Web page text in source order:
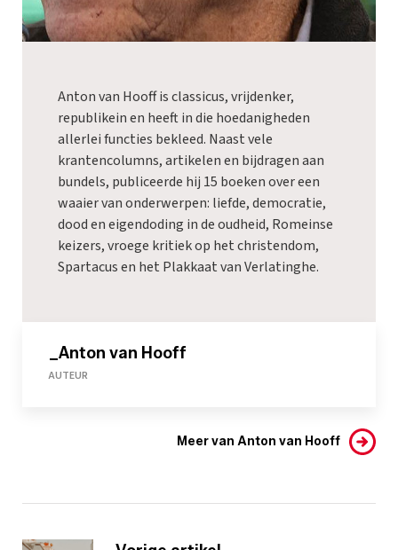
Anton van Hooff is classicus, vrijdenker,
republikein en heeft in die hoedanigheden
allerlei functies bekleed. Naast vele
krantencolumns, artikelen en bijdragen aan
bundels, publiceerde hij 15 boeken over een
waaier van onderwerpen: liefde, democratie,
dood en eigendoding in de oudheid, Romeinse
keizers, vroege kritiek op het christendom,
Spartacus en het Plakkaat van Verlatinghe.
_Anton van Hooff
AUTEUR
Meer van Anton van Hooff